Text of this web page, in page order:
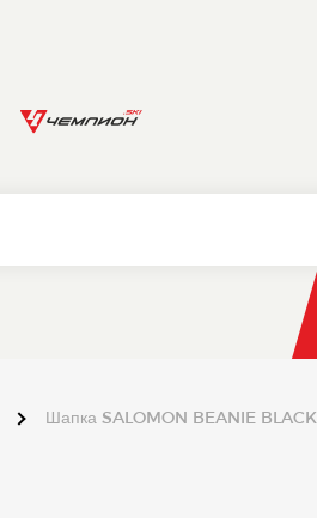
Шапка SALOMON BEANIE BLACK